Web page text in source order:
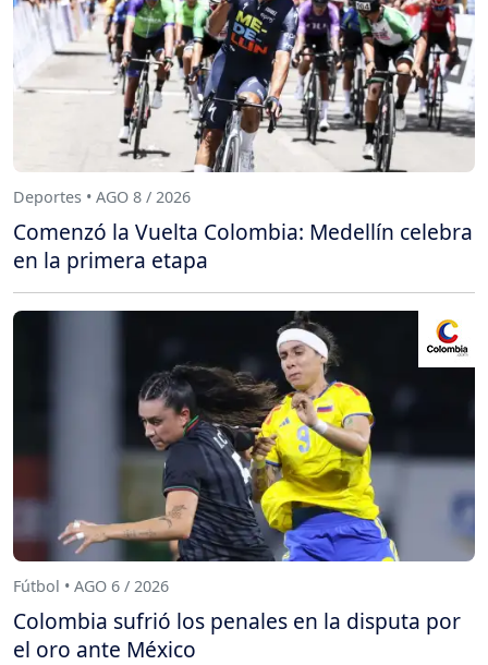
Deportes • AGO 8 / 2026
Comenzó la Vuelta Colombia: Medellín celebra
en la primera etapa
Fútbol • AGO 6 / 2026
Colombia sufrió los penales en la disputa por
el oro ante México